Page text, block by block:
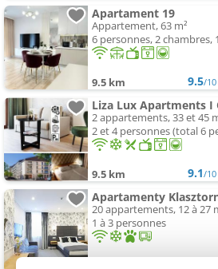
Apartament 19
Appartement, 63 m²
6 personnes, 2 chambres,
9.5 km 9.5/10
Liza Lux Apartments I
2 appartements, 33 et 45
2 et 4 personnes (total 6
9.5 km 9.1/10
Apartamenty
20 appartements, 12 à 27
1 à 3 personnes